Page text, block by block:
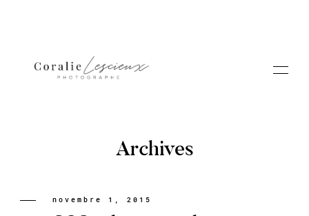
Portfolio
Archives
novembre 1, 2015